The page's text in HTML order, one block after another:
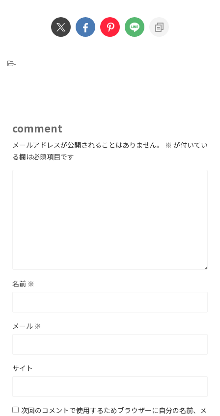
-
comment
メールアドレスが公開されることはありません。 ※ が付いてい
る欄は必須項目です
名前 ※
メール ※
サイト
次回のコメントで使用するためブラウザーに自分の名前、メ